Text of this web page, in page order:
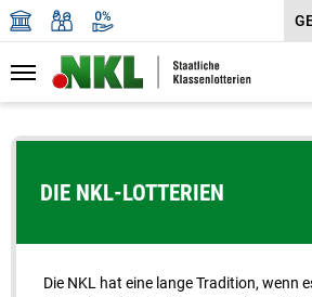
Navigation
DIE NKL-LOTTERIEN
Die NKL hat eine lange Tradition, wenn